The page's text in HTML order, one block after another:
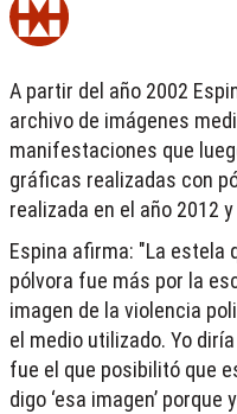
A partir del año 2002
archivo de imágenes
manifestaciones que
gráficas realizadas con
realizada en el año 2012
Espina afirma: "La estela
pólvora fue más por la
imagen de la violencia
el medio utilizado. Yo
fue el que posibilitó que
digo ‘esa imagen’